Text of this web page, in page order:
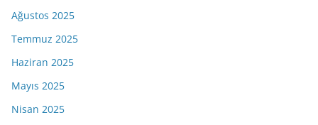
Ağustos 2025
Temmuz 2025
Haziran 2025
Mayıs 2025
Nisan 2025